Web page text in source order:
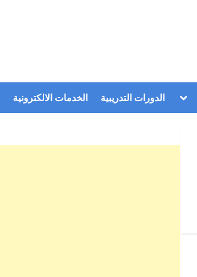
Toggle
menu
الدورات التدريبية الخدمات الالكترونية